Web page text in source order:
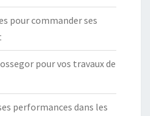
pour commander ses
pour vos travaux de
performances dans les